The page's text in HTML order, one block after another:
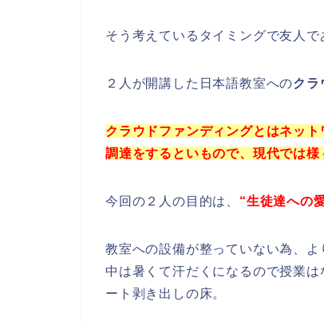
そう考えているタイミングで友人
２人が開講した日本語教室へのクラ
クラウドファンディングとはネッ
調達をするといもので、現代では様
今回の２人の目的は、 “生徒達への
教室への設備が整っていない為、
中は暑くて汗だくになるので授業
ート剥き出しの床。